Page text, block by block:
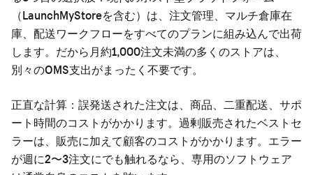
（LaunchMyStoreを含む）は、注文管理、マルチ倉庫在
庫、配送ワークフローをすべてのプランに組み込んで出荷
します。だから月約1,000注文未満の多くのストアは、
別々のOMS支出がまったく不要です。
正直な計算：誤発送された注文は、商品、二重配送、サポ
ート時間のコストがかかります。過剰販売されたベストセ
ラーは、販売に加えて顧客のコストがかかります。エラー
が週に2〜3注文にでも触れるなら、専用のソフトウェア